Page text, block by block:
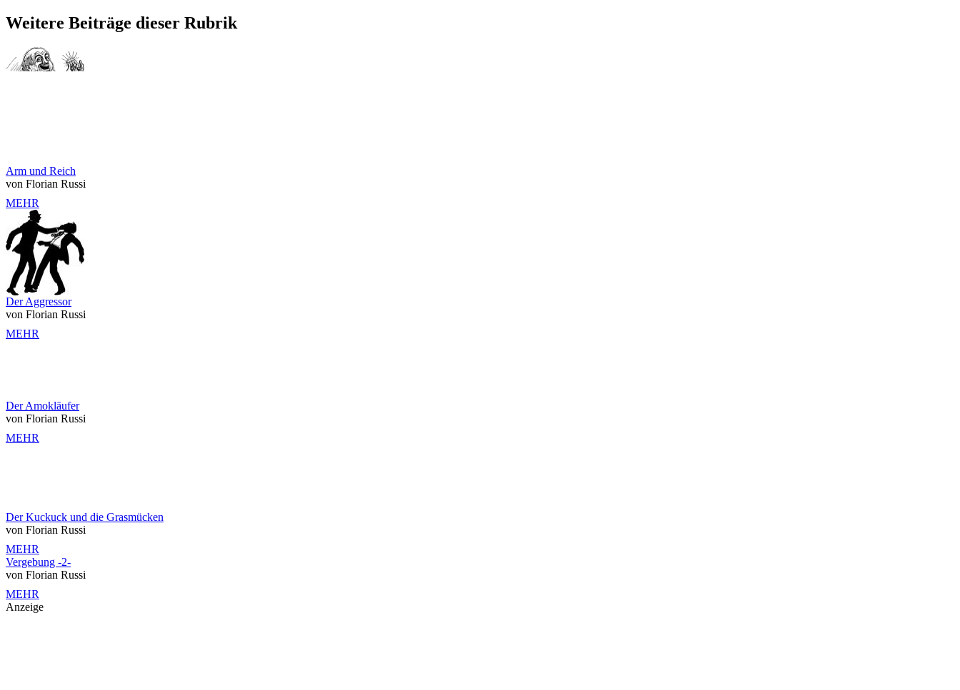
Weitere Beiträge dieser Rubrik
Arm und Reich
von Florian Russi
MEHR
Der Aggressor
von Florian Russi
MEHR
Der Amokläufer
von Florian Russi
MEHR
Der Kuckuck und die Grasmücken
von Florian Russi
MEHR
Vergebung -2-
von Florian Russi
MEHR
Anzeige